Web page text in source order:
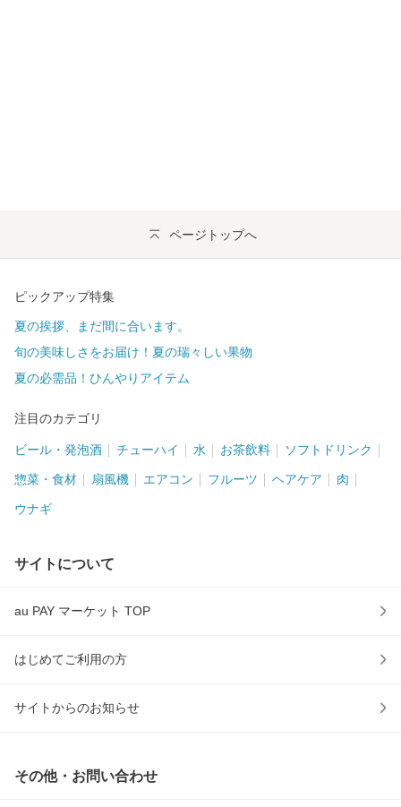
ページトップへ
ピックアップ特集
夏の挨拶、まだ間に合います。
旬の美味しさをお届け！夏の瑞々しい果物
夏の必需品！ひんやりアイテム
注目のカテゴリ
ビール・発泡酒 チューハイ 水 お茶飲料 ソフトドリンク
惣菜・食材 扇風機 エアコン フルーツ ヘアケア 肉
ウナギ
サイトについて
au PAY マーケット TOP
はじめてご利用の方
サイトからのお知らせ
その他・お問い合わせ